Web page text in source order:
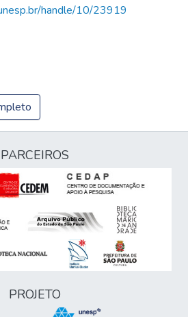
handle/10/23919
PARCEIROS
PROJETO